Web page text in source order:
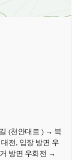
(천안대로 ) → 북
전, 입장 방면 우
방면 우회전 →